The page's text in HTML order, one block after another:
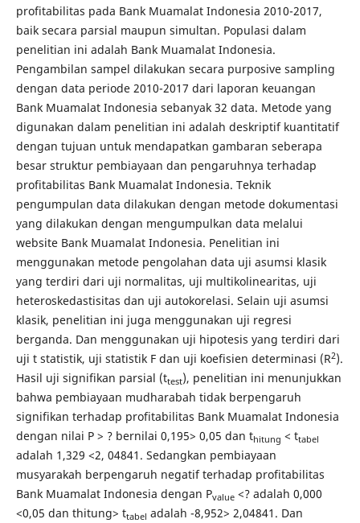
profitabilitas pada Bank Muamalat Indonesia 2010-2017,
baik secara parsial maupun simultan. Populasi dalam
penelitian ini adalah Bank Muamalat Indonesia.
Pengambilan sampel dilakukan secara purposive sampling
dengan data periode 2010-2017 dari laporan keuangan
Bank Muamalat Indonesia sebanyak 32 data. Metode yang
digunakan dalam penelitian ini adalah deskriptif kuantitatif
dengan tujuan untuk mendapatkan gambaran seberapa
besar struktur pembiayaan dan pengaruhnya terhadap
profitabilitas Bank Muamalat Indonesia. Teknik
pengumpulan data dilakukan dengan metode dokumentasi
yang dilakukan dengan mengumpulkan data melalui
website Bank Muamalat Indonesia. Penelitian ini
menggunakan metode pengolahan data uji asumsi klasik
yang terdiri dari uji normalitas, uji multikolinearitas, uji
heteroskedastisitas dan uji autokorelasi. Selain uji asumsi
klasik, penelitian ini juga menggunakan uji regresi
berganda. Dan menggunakan uji hipotesis yang terdiri dari
uji t statistik, uji statistik F dan uji koefisien determinasi (R2).
Hasil uji signifikan parsial (ttest), penelitian ini menunjukkan
bahwa pembiayaan mudharabah tidak berpengaruh
signifikan terhadap profitabilitas Bank Muamalat Indonesia
dengan nilai P > ? bernilai 0,195> 0,05 dan thitung < ttabel
adalah 1,329 <2, 04841. Sedangkan pembiayaan
musyarakah berpengaruh negatif terhadap profitabilitas
Bank Muamalat Indonesia dengan Pvalue<? adalah 0,000
<0,05 dan thitung> ttabel adalah -8,952> 2,04841. Dan